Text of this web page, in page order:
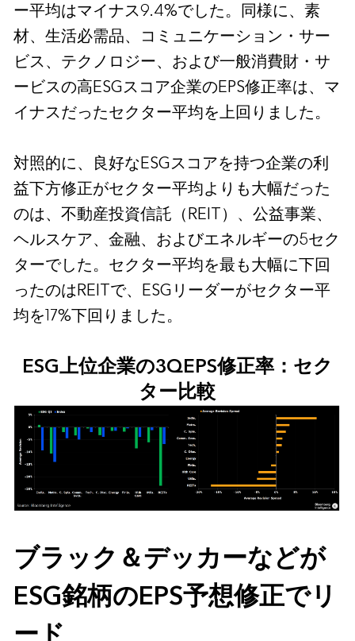
ー平均はマイナス9.4%でした。同様に、素
材、生活必需品、コミュニケーション・サー
ビス、テクノロジー、および一般消費財・サ
ービスの高ESGスコア企業のEPS修正率は、マ
イナスだったセクター平均を上回りました。
対照的に、良好なESGスコアを持つ企業の利
益下方修正がセクター平均よりも大幅だった
のは、不動産投資信託（REIT）、公益事業、
ヘルスケア、金融、およびエネルギーの5セク
ターでした。セクター平均を最も大幅に下回
ったのはREITで、ESGリーダーがセクター平
均を17%下回りました。
ESG上位企業の3QEPS修正率：セク
ター比較
ブラック＆デッカーなどが
ESG銘柄のEPS予想修正でリ